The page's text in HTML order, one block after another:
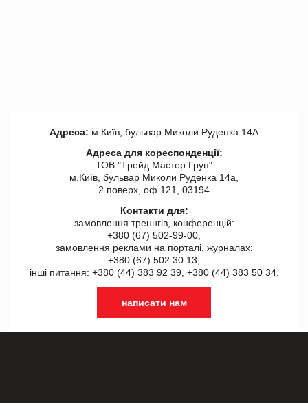
Адреса: м.Київ, бульвар Миколи Руденка 14А
Адреса для кореспонденції:
ТОВ "Tрейд Мастер Груп"
м.Київ, бульвар Миколи Руденка 14а,
2 поверх, оф 121, 03194
Контакти для:
замовлення треннгів, конференцій:
+380 (67) 502-99-00,
замовлення реклами на порталі, журналах:
+380 (67) 502 30 13,
інші питання: +380 (44) 383 92 39, +380 (44) 383 50 34.
написати нам